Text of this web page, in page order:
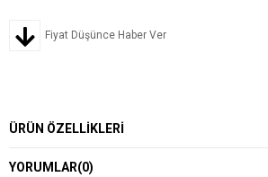
Fiyat Düşünce Haber Ver
ÜRÜN ÖZELLIKLERI
YORUMLAR(0)